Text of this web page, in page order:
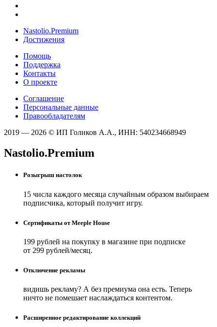
Nastolio.Premium
Достижения
Помощь
Поддержка
Контакты
О проекте
Соглашение
Персональные данные
Правообладателям
2019 — 2026 © ИП Голиков А.А., ИНН: 540234668949
Nastolio.Premium
Розыгрыш настолок
15 числа каждого месяца случайным образом выбираем
подписчика, который получит игру.
Сертификаты от Meeple House
199 рублей на покупку в магазине при подписке
от 299 рублей/месяц.
Отключение рекламы
видишь рекламу? А без премиума она есть. Теперь
ничто не помешает наслаждаться контентом.
Расширенное редактирование коллекций